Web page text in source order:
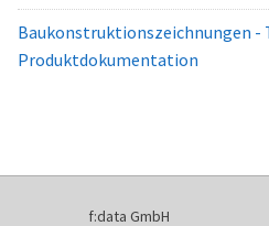
Baukonstruktionszeichnungen -
Produktdokumentation
f:data GmbH